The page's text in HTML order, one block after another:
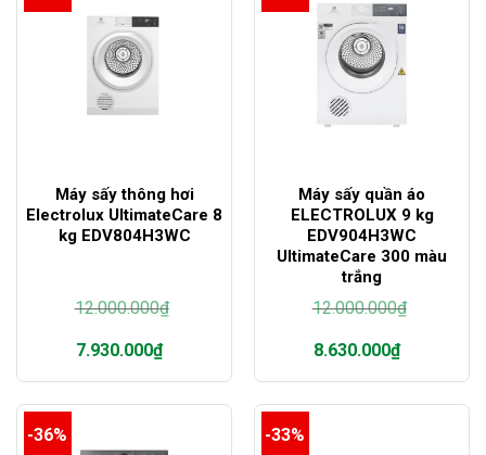
Máy sấy thông hơi
Electrolux UltimateCare 8
kg EDV804H3WC
12.000.000₫
gốc
là:
7.930.000₫
Giá
hiện
Máy sấy quần áo
ELECTROLUX 9 kg
EDV904H3WC
UltimateCare 300 màu
trắng
12.000.000₫
gốc
là:
8.630.000₫
Giá
hiện
-36% -33%